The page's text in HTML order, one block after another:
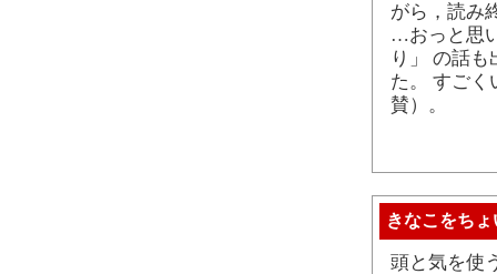
がら，読み
…おっと思
り」 の話
た。 すごく
賛）。
きなこをち
頭と気を使